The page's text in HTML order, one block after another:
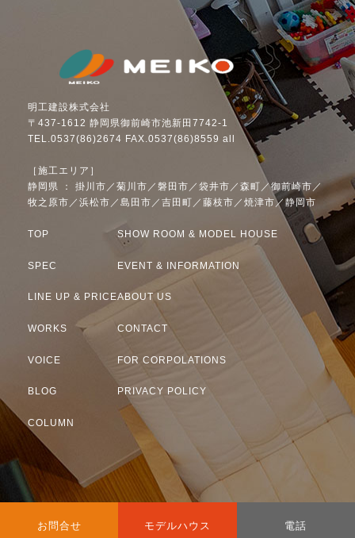
お問合せ
モデルハウス
電話
明工建設株式会社
〒437-1612 静岡県御前崎市池新田7742-1
TEL.0537(86)2674 FAX.0537(86)8559 all
［施工エリア］
静岡県 ： 掛川市／菊川市／磐田市／袋井市／森町／御前崎市／
牧之原市／浜松市／島田市／吉田町／藤枝市／焼津市／静岡市
TOP
SPEC
LINE UP & PRICE
WORKS
VOICE
BLOG
COLUMN
SHOW ROOM & MODEL HOUSE
EVENT & INFORMATION
ABOUT US
CONTACT
FOR CORPOLATIONS
PRIVACY POLICY